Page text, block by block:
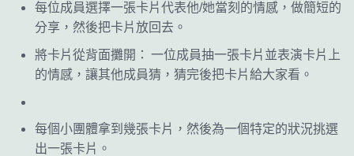
每位成員選擇一張卡片代表他/她當刻的情感，做簡短的
分享，然後把卡片放回去。
將卡片從背面攤開： 一位成員抽一張卡片並表演卡片上
的情感，讓其他成員猜，猜完後把卡片給大家看。
每個小團體拿到幾張卡片，然後為一個特定的狀況挑選
出一張卡片。